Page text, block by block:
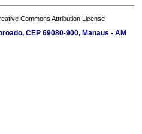
Commons Attribution License
CEP 69080-900, Manaus - AM